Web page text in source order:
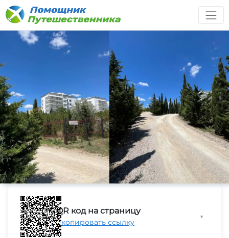
QR код на страницу
Скопировать ссылку
▼